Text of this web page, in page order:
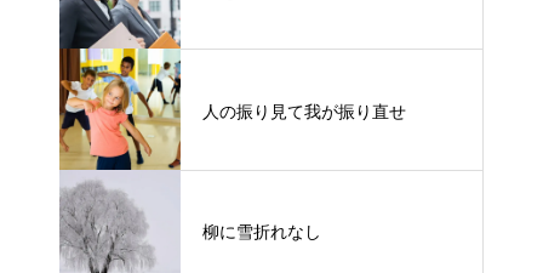
人の振り見て我が振り直せ
柳に雪折れなし